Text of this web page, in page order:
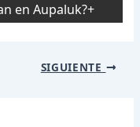
en Aupaluk?
SIGUIENTE